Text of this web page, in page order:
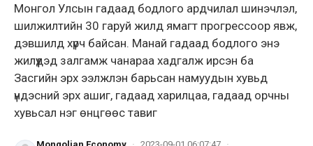
Монгол Улсын гадаад бодлого ардчилал шинэчлэл,
шилжилтийн 30 гаруй жилд ямагт прогрессоор явж,
дэвшилд хүрч байсан. Манай гадаад бодлого энэ
жилүүдэд залгамж чанараа хадгалж ирсэн ба
Засгийн эрх ээлжлэн барьсан намуудын хувьд
үндэсний эрх ашиг, гадаад харилцаа, гадаад орчны
хувьсал нэг өнцгөөс тавиг